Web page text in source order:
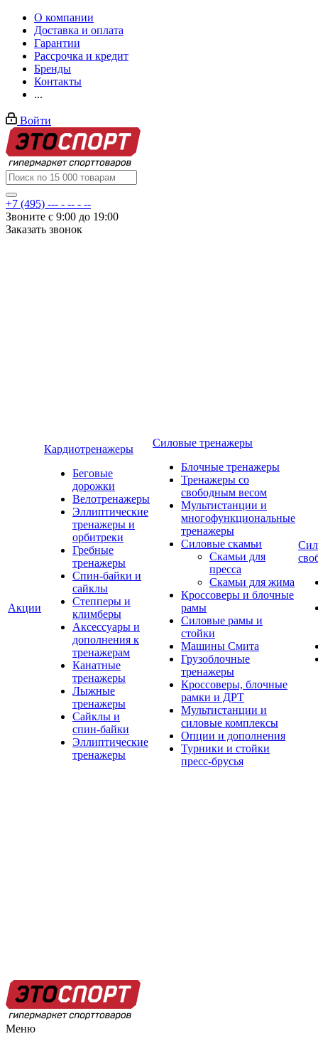
О компании
Доставка и оплата
Гарантии
Рассрочка и кредит
Бренды
Контакты
...
Войти
+7 (495) --- - -- - --
Звоните с 9:00 до 19:00
Заказать звонок
Акции
Кардиотренажеры
Беговые
дорожки
Велотренажеры
Эллиптические
тренажеры и
орбитреки
Гребные
тренажеры
Спин-байки и
сайклы
Степперы и
климберы
Аксессуары и
дополнения к
тренажерам
Канатные
тренажеры
Лыжные
тренажеры
Сайклы и
спин-байки
Эллиптические
тренажеры
Силовые тренажеры
Блочные тренажеры
Тренажеры со
свободным весом
Мультистанции и
многофункциональные
тренажеры
Силовые скамьи
Скамьи для
пресса
Скамьи для жима
Кроссоверы и блочные
рамы
Силовые рамы и
стойки
Машины Смита
Грузоблочные
тренажеры
Кроссоверы, блочные
рамки и ДРТ
Мультистанции и
силовые комплексы
Опции и дополнения
Турники и стойки
пресс-брусья
Меню